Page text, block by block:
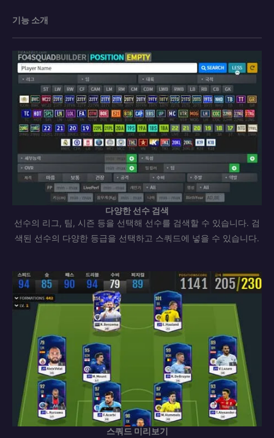
기능 소개
다양한 선수 검색
선수의 리그, 팀, 시즌 등을 선택해 선수를 검색할 수 있습니다. 검
색된 선수의 다양한 등급을 선택하고 스쿼드에 넣을 수 있습니다.
스쿼드 미리보기